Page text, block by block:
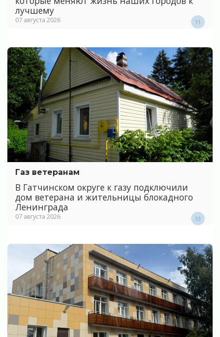
лучшему
07 августа 2026 11
Газ ветеранам
В Гатчинском округе к газу подключили
дом ветерана и жительницы блокадного
Ленинграда
07 августа 2026 33